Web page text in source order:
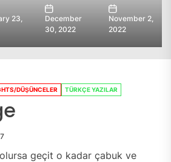
23,
December
30, 2022
November 2,
2022
DÜŞÜNCELER TÜRKÇE YAZILAR
geçit o kadar çabuk ve